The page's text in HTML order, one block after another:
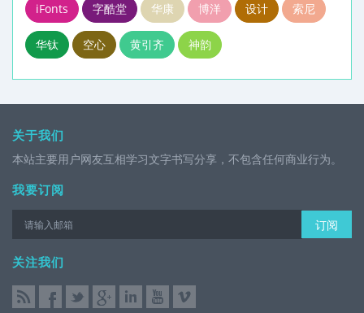
iFonts 字酷堂 华康 博洋 设计 索尼
华钛 空心 黄引齐 神韵
关于我们
本站主要用户网友互相学习文字书写分享，不包含任何商业行为。
我要订阅
订阅
关注我们